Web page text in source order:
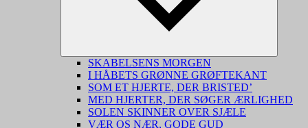
SKABELSENS MORGEN
I HÅBETS GRØNNE GRØFTEKANT
SOM ET HJERTE, DER BRISTED’
MED HJERTER, DER SØGER ÆRLIGHED
SOLEN SKINNER OVER SJÆLE
VÆR OS NÆR, GODE GUD